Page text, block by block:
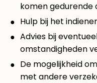
komen gedurende
Hulp bij het
Advies bij
omstandigheden
De mogelijkheid
met andere